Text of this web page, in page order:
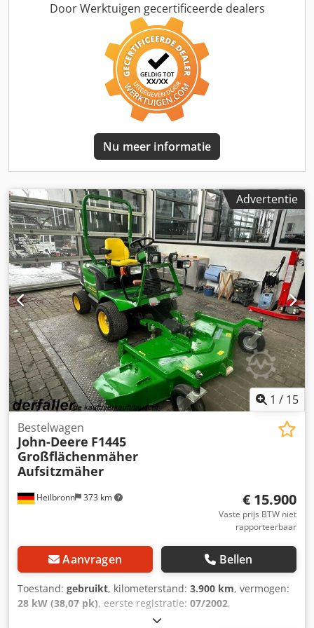
Sons, een vooraf goedgekeurde specialist in het
verplaatsen van machines, staat klaar om onmiddellijk
offertes te verstrekken voor het verwijderen van
Door Werktuigen gecertificeerde dealers
Nu meer informatie
Advertentie
1 / 15
Heilbronn 373 km
Bestelwagen
John-Deere F1445
Großflächenmäher
Aufsitzmäher
€ 15.900
Vaste prijs BTW niet
rapporteerbaar
Aanvragen Bellen
Toestand: gebruikt, kilometerstand: 3.900 km, vermogen:
28 kW (38,07 pk), eerste registratie: 07/2002,
groen